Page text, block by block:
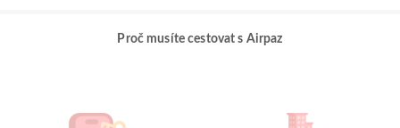
Proč musíte cestovat s Airpaz